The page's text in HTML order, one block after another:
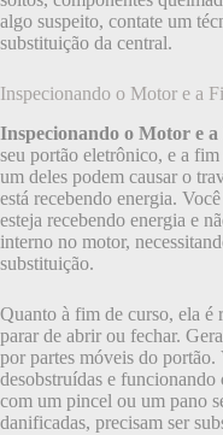
algo suspeito, contate um
substituição da central.
Inspecionando o Motor e a
Inspecionando o Motor e
seu portão eletrônico, e a
um deles podem causar o
está recebendo energia.
esteja recebendo energia e
interno no motor,
substituição.
Quanto à fim de curso, ela é
parar de abrir ou fechar.
por partes móveis do portão.
desobstruídas e funcionando
com um pincel ou um pano
danificadas, precisam ser